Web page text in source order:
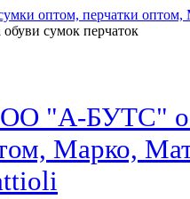
сумок перчаток